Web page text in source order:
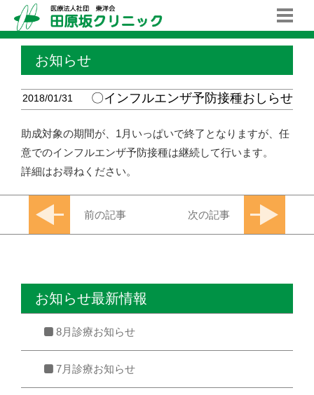
お知らせ
2018/01/31 〇インフルエンザ予防接種おしらせ
助成対象の期間が、1月いっぱいで終了となりますが、任
意でのインフルエンザ予防接種は継続して行います。
詳細はお尋ねください。
前の記事 次の記事
お知らせ最新情報
8月診療お知らせ
7月診療お知らせ